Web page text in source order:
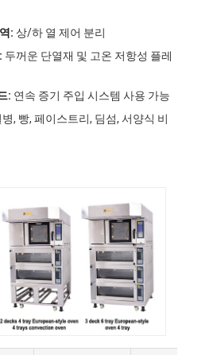
: 상/하 열 제어 분리
두꺼운 단열재 및 고온 저항성 플레
: 연속 증기 주입 시스템 사용 가능
병, 빵, 페이스트리, 딤섬, 서양식 비